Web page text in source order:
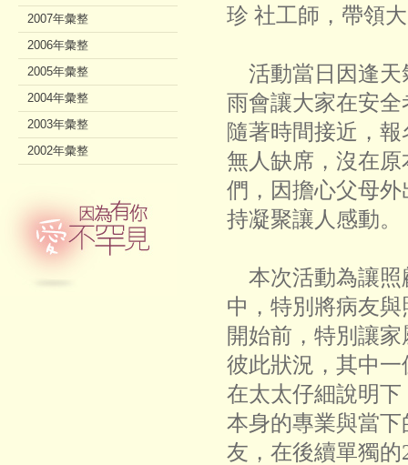
珍 社工師，帶領
活動當日因逢天
雨會讓大家在安
隨著時間接近，
無人缺席，沒在
們，因擔心父母
持凝聚讓人感動。
本次活動為讓照
中，特別將病友
開始前，特別讓
彼此狀況，其中
在太太仔細說明
本身的專業與當
友，在後續單獨
2007年彙整
2006年彙整
2005年彙整
2004年彙整
2003年彙整
2002年彙整